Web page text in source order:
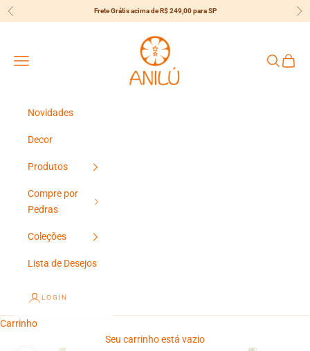
Pular para o conteúdo
Anterior Frete Grátis acima de R$ 249,00 para SP
Anilú
Menu
Pesquisar
Novidades
Decor
Produtos
Compre por
Pedras
Coleções
Lista de Desejos
LOGIN
Carrinho
Seu carrinho está vazio
{{currency}}{{discount}} undefined
View Cart